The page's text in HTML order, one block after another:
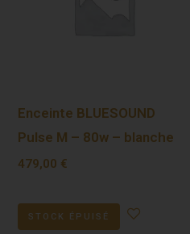
Enceinte BLUESOUND
Pulse M – 80w – blanche
479,00 €
STOCK ÉPUISÉ